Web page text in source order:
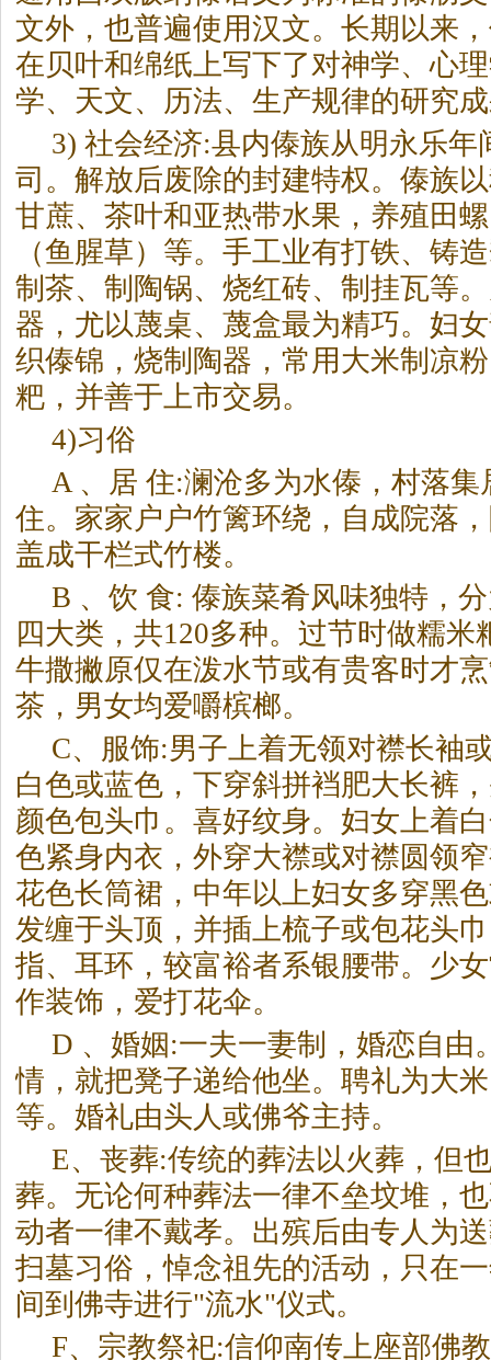
文外，也普遍使用汉文。长期以来
在贝叶和绵纸上写下了对神学、心
学、天文、历法、生产规律的研究
3) 社会经济:县内傣族从明永乐年
司。解放后废除的封建特权。傣族
甘蔗、茶叶和亚热带水果，养殖田
（鱼腥草）等。手工业有打铁、铸
制茶、制陶锅、烧红砖、制挂瓦等
器，尤以蔑桌、蔑盒最为精巧。妇
织傣锦，烧制陶器，常用大米制凉
粑，并善于上市交易。
4)习俗
A 、居 住:澜沧多为水傣，村落
住。家家户户竹篱环绕，自成院落
盖成干栏式竹楼。
B 、饮 食: 傣族菜肴风味独特，
四大类，共120多种。过节时做糯米
牛撒撇原仅在泼水节或有贵客时才
茶，男女均爱嚼槟榔。
C、服饰:男子上着无领对襟长袖
白色或蓝色，下穿斜拼裆肥大长裤
颜色包头巾。喜好纹身。妇女上着
色紧身内衣，外穿大襟或对襟圆领
花色长筒裙，中年以上妇女多穿黑
发缠于头顶，并插上梳子或包花头
指、耳环，较富裕者系银腰带。少
作装饰，爱打花伞。
D 、婚姻:一夫一妻制，婚恋自由
情，就把凳子递给他坐。聘礼为大
等。婚礼由头人或佛爷主持。
E、丧葬:传统的葬法以火葬，但
葬。无论何种葬法一律不垒坟堆，
动者一律不戴孝。出殡后由专人为
扫墓习俗，悼念祖先的活动，只在
间到佛寺进行"流水"仪式。
F、宗教祭祀:信仰南传上座部佛